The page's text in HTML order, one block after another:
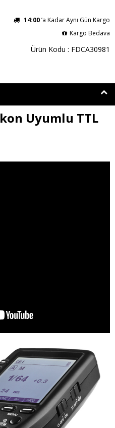
14:00’a Kadar Aynı Gün Kargo
Kargo Bedava
Ürün Kodu : FDCA30981
Uyumlu TTL